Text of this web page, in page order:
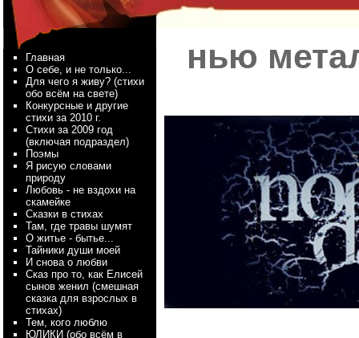
Главная
О себе, и не только...
Для чего я живу? (стихи
обо всём на свете)
Конкурсные и другие
стихи за 2010 г.
Стихи за 2009 год
(включая подраздел)
Поэмы
Я рисую словами
природу
Любовь - не вздохи на
скамейке
Сказки в стихах
Там, где травы шумят
О житье - бытье...
Тайники души моей
И снова о любви
Сказ про то, как Елисей
сынов женил (смешная
сказка для взрослых в
стихах)
Тем, кого люблю
ЮЛИКИ (обо всём в
нью